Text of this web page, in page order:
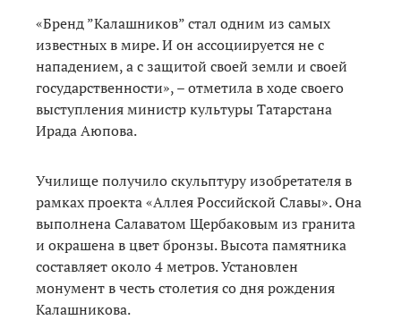
«Бренд ”Калашников” стал одним из самых
известных в мире. И он ассоциируется не с
нападением, а с защитой своей земли и своей
государственности», – отметила в ходе своего
выступления министр культуры Татарстана
Ирада Аюпова.
Училище получило скульптуру изобретателя в
рамках проекта «Аллея Российской Славы». Она
выполнена Салаватом Щербаковым из гранита
и окрашена в цвет бронзы. Высота памятника
составляет около 4 метров. Установлен
монумент в честь столетия со дня рождения
Калашникова.